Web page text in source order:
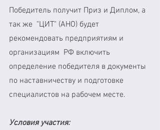
Победитель получит Приз и Диплом, а
так же  "ЦИТ" (АНО) будет
рекомендовать предприятиям и
организациям  РФ включить
определение победителя в документы
по наставничеству и подготовке
специалистов на рабочем месте.
Условия участия: